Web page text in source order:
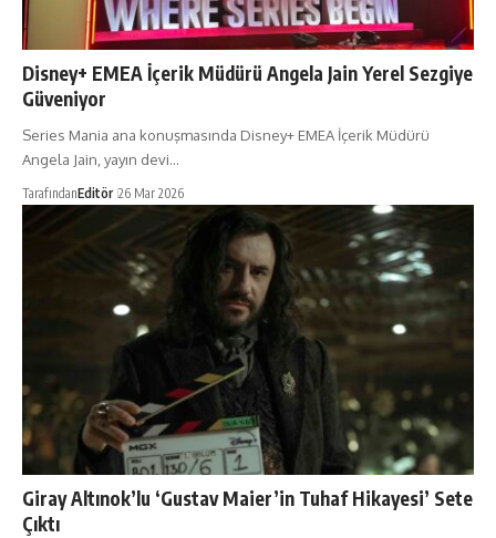
Disney+ EMEA İçerik Müdürü Angela Jain Yerel Sezgiye
Güveniyor
Series Mania ana konuşmasında Disney+ EMEA İçerik Müdürü
Angela Jain, yayın devi…
TarafındanEditör 26 Mar 2026
Giray Altınok’lu ‘Gustav Maier’in Tuhaf Hikayesi’ Sete
Çıktı